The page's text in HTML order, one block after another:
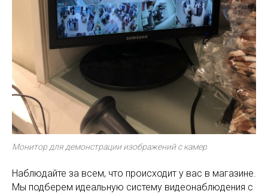
Монитор для демонстрации изображений с камер
Наблюдайте за всем, что происходит у вас в магазине.
Мы подберем идеальную систему видеонаблюдения с